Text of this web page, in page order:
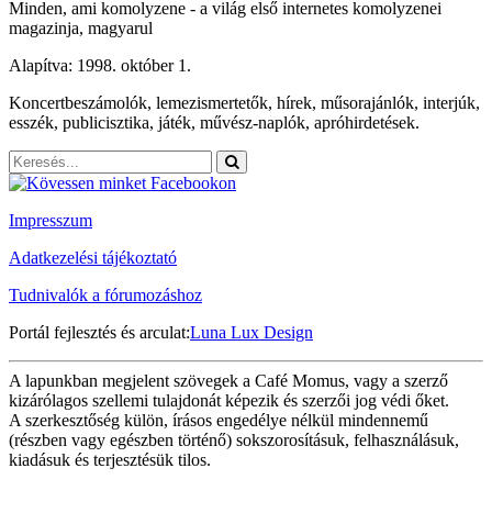
Minden, ami komolyzene - a világ első internetes komolyzenei
magazinja, magyarul
Alapítva: 1998. október 1.
Koncertbeszámolók, lemezismertetők, hírek, műsorajánlók, interjúk,
esszék, publicisztika, játék, művész-naplók, apróhirdetések.
Impresszum
Adatkezelési tájékoztató
Tudnivalók a fórumozáshoz
Portál fejlesztés és arculat:Luna Lux Design
A lapunkban megjelent szövegek a Café Momus, vagy a szerző
kizárólagos szellemi tulajdonát képezik és szerzői jog védi őket.
A szerkesztőség külön, írásos engedélye nélkül mindennemű
(részben vagy egészben történő) sokszorosításuk, felhasználásuk,
kiadásuk és terjesztésük tilos.